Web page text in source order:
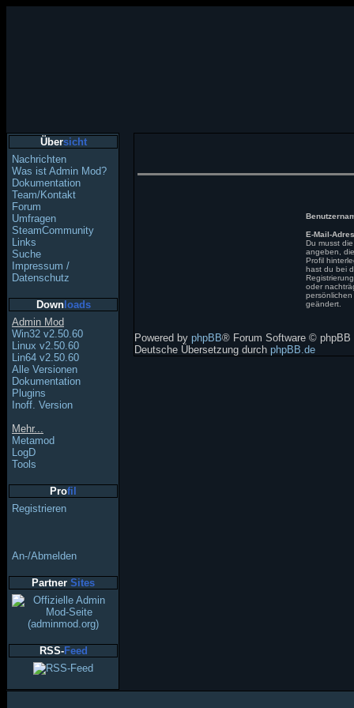
Übersicht
Nachrichten
Was ist Admin Mod?
Dokumentation
Team/Kontakt
Forum
Umfragen
SteamCommunity
Links
Suche
Impressum /
Datenschutz
Downloads
Admin Mod
Win32 v2.50.60
Linux v2.50.60
Lin64 v2.50.60
Alle Versionen
Dokumentation
Plugins
Inoff. Version
Mehr...
Metamod
LogD
Tools
Profil
Registrieren
An-/Abmelden
Partner Sites
RSS-Feed
E-Mail-
Du musst
angeben,
Profil
hast du bei
oder
persönlichen
geändert.
Powered by phpBB® Forum Software © phpBB
Deutsche Übersetzung durch phpBB.de